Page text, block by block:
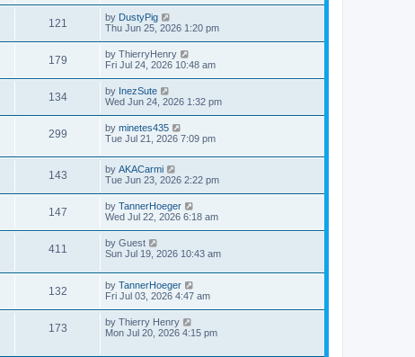
121 by DustyPig
Thu Jun 25, 2026 1:20 pm
179 by ThierryHenry
Fri Jul 24, 2026 10:48 am
134 by InezSute
Wed Jun 24, 2026 1:32 pm
299 by minetes435
Tue Jul 21, 2026 7:09 pm
143 by AKACarmi
Tue Jun 23, 2026 2:22 pm
147 by TannerHoeger
Wed Jul 22, 2026 6:18 am
411 by Guest
Sun Jul 19, 2026 10:43 am
132 by TannerHoeger
Fri Jul 03, 2026 4:47 am
173 by Thierry Henry
Mon Jul 20, 2026 4:15 pm